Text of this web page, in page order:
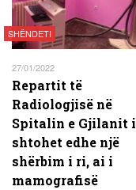
SHËNDETI
27/01/2022
Repartit të
Radiologjisë në
Spitalin e Gjilanit i
shtohet edhe një
shërbim i ri, ai i
mamografisë